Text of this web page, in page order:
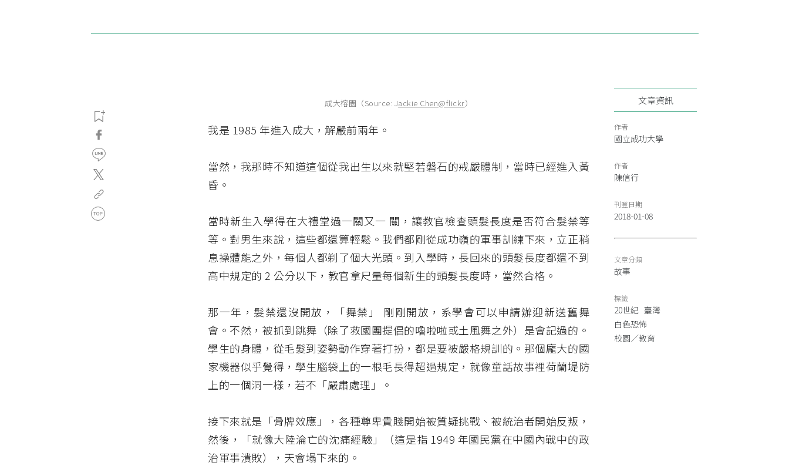
成大榕園（Source: Jackie Chen@flickr）
我是 1985 年進入成大，解嚴前兩年。
當然，我那時不知道這個從我出生以來就堅若磐石的戒嚴體制，當時已經進入黃
昏。
當時新生入學得在大禮堂過一關又一 關，讓教官檢查頭髮長度是否符合髮禁等
等。對男生來說，這些都還算輕鬆。我們都剛從成功嶺的軍事訓練下來，立正稍
息操體能之外，每個人都剃了個大光頭。到入學時，長回來的頭髮長度都還不到
高中規定的 2 公分以下，教官拿尺量每個新生的頭髮長度時，當然合格。
那一年，髮禁還沒開放，「舞禁」 剛剛開放，系學會可以申請辦迎新送舊舞
會。不然，被抓到跳舞（除了救國團提倡的嚕啦啦或土風舞之外）是會記過的。
學生的身體，從毛髮到姿勢動作穿著打扮，都是要被嚴格規訓的。那個龐大的國
家機器似乎覺得，學生腦袋上的一根毛長得超過規定，就像童話故事裡荷蘭堤防
上的一個洞一樣，若不「嚴肅處理」。
接下來就是「骨牌效應」，各種尊卑貴賤開始被質疑挑戰、被統治者開始反叛，
然後，「就像大陸淪亡的沈痛經驗」（這是指 1949 年國民黨在中國內戰中的政
治軍事潰敗），天會塌下來的。
文章資訊
作者
國立成功大學
作者
陳信行
刊登日期
2018-01-08
文章分類
故事
標籤
20世紀 臺灣
白色恐怖
校園／教育